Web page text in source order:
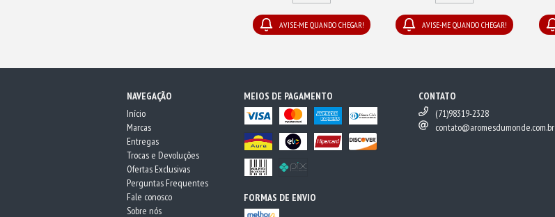
AVISE-ME QUANDO CHEGAR! AVISE-ME QUANDO CHEGAR!
NAVEGAÇÃO
Início
Marcas
Entregas
Trocas e Devoluções
Ofertas Exclusivas
Perguntas Frequentes
Fale conosco
Sobre nós
MEIOS DE PAGAMENTO
FORMAS DE ENVIO
CONTATO
(71)98319-2328
contato@aromesdumonde.com.br